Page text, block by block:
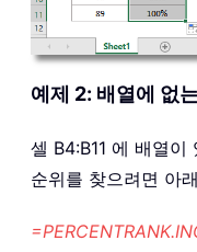
예제 2: 배열에 없
셀 B4:B11 에 배열
순위를 찾으려면 아